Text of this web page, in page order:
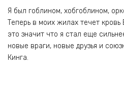
Я был гоблином, хобгоблином,
Теперь в моих жилах течет кровь
это значит что я стал еще
новые враги, новые друзья и
Кинга.